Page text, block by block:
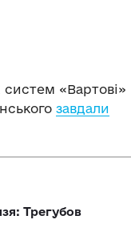
«Вартові»
завдали
Трегубов